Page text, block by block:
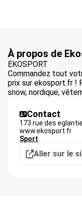
À propos de
EKOSPORT
Commandez tout
prix sur ekosport.fr !
snow, nordique,
Contact
173 rue des
www.ekosport.fr
Sport
Aller sur le